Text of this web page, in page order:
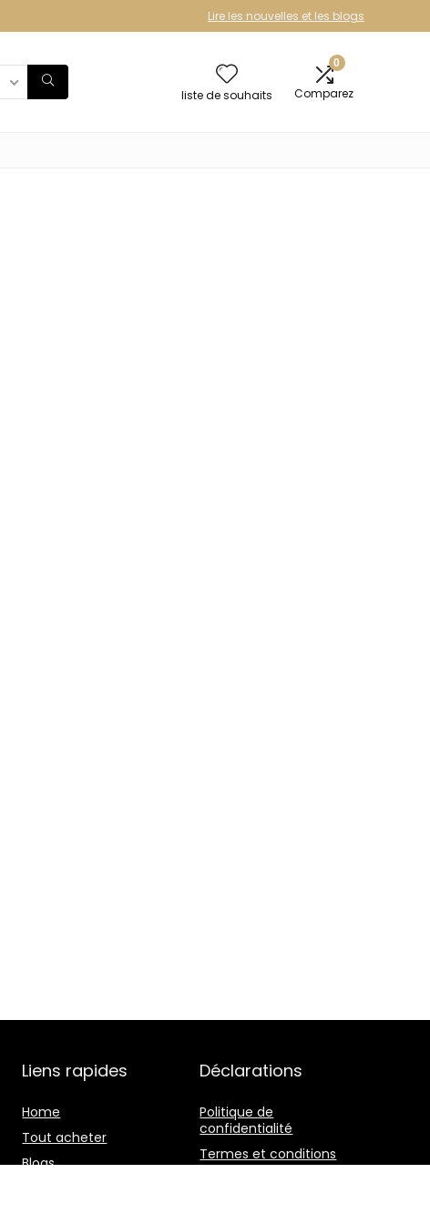
Lire les nouvelles et les blogs
liste de souhaits
0
Comparez
Liens rapides
Home
Tout acheter
Blogs
Déclarations
Politique de
confidentialité
Termes et conditions